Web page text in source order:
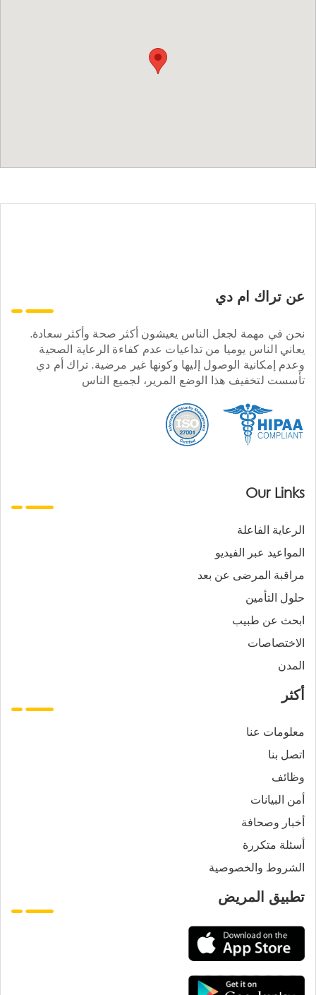
عن تراك ام دي
نحن في مهمة لجعل الناس يعيشون أكثر صحة وأكثر سعادة.
يعاني الناس يوميا من تداعيات عدم كفاءة الرعاية الصحية
وعدم إمكانية الوصول إليها وكونها غير مرضية. تراك أم دي
تأسست لتخفيف هذا الوضع المرير، لجميع الناس
Our Links
الرعاية الفاعلة
المواعيد عبر الفيديو
مراقبة المرضى عن بعد
حلول التأمين
ابحث عن طبيب
الاختصاصات
المدن
أكثر
معلومات عنا
اتصل بنا
وظائف
أمن البيانات
أخبار وصحافة
أسئلة متكررة
الشروط والخصوصية
تطبيق المريض